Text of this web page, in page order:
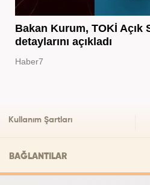
Bakan Kurum, TOKİ Açık
detaylarını açıkladı
Haber7
Kullanım Şartları
BAĞLANTILAR